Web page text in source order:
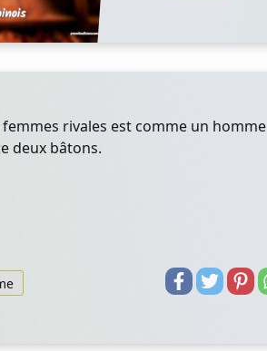
rivales est comme un homme
deux bâtons.